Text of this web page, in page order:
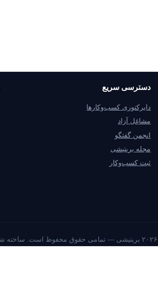
دسترسی سریع
دایرکتوری کسب‌وکارها
مشاغل آزاد
انجمن گفتگو
مجله بریتیشی
ثبت کسب‌وکار